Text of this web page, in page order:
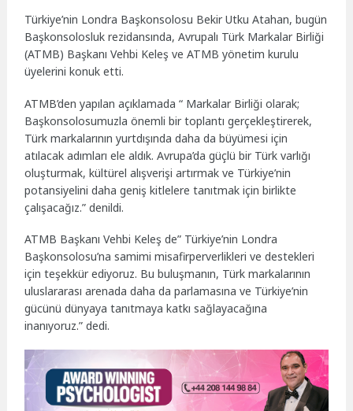
Türkiye’nin Londra Başkonsolosu Bekir Utku Atahan, bugün
Başkonsolosluk rezidansında, Avrupalı Türk Markalar Birliği
(ATMB) Başkanı Vehbi Keleş ve ATMB yönetim kurulu
üyelerini konuk etti.
ATMB’den yapılan açıklamada “ Markalar Birliği olarak;
Başkonsolosumuzla önemli bir toplantı gerçekleştirerek,
Türk markalarının yurtdışında daha da büyümesi için
atılacak adımları ele aldık. Avrupa’da güçlü bir Türk varlığı
oluşturmak, kültürel alışverişi artırmak ve Türkiye’nin
potansiyelini daha geniş kitlelere tanıtmak için birlikte
çalışacağız.” denildi.
ATMB Başkanı Vehbi Keleş de” Türkiye’nin Londra
Başkonsolosu’na samimi misafirperverlikleri ve destekleri
için teşekkür ediyoruz. Bu buluşmanın, Türk markalarının
uluslararası arenada daha da parlamasına ve Türkiye’nin
gücünü dünyaya tanıtmaya katkı sağlayacağına
inanıyoruz.” dedi.